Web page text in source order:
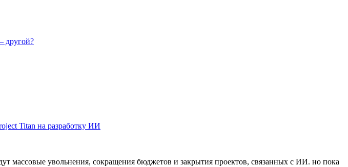
другой?
Titan на разработку ИИ
массовые увольнения, сокращения бюджетов и закрытия проектов, связанных с ИИ. но пока